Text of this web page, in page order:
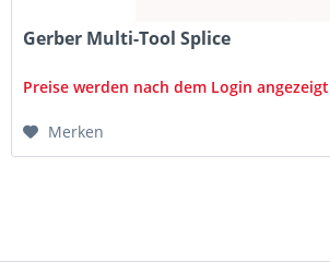
Gerber Multi-Tool Splice
Preise werden nach dem Login angezeigt
Merken